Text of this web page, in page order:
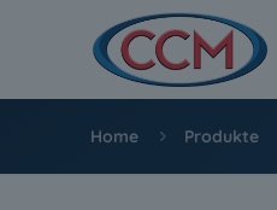
Home Produkte